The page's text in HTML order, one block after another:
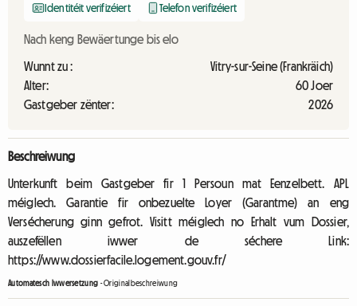
Identitéit verifizéiert Telefon verifizéiert
Nach keng Bewäertunge bis elo
Wunnt zu :
Vitry-sur-Seine (Frankräich)
Alter:
60 Joer
Gastgeber zënter:
2026
Beschreiwung
Unterkunft beim Gastgeber fir 1 Persoun mat Eenzelbett. APL
méiglech. Garantie fir onbezuelte Loyer (Garantme) an eng
Versécherung ginn gefrot. Visitt méiglech no Erhalt vum Dossier,
auszefëllen iwwer de séchere Link:
https://www.dossierfacile.logement.gouv.fr/
Automatesch Iwwersetzung -Originalbeschreiwung